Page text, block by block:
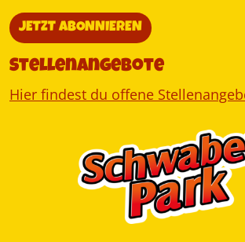
JETZT ABONNIEREN
Stellenangebote
Hier findest du offene